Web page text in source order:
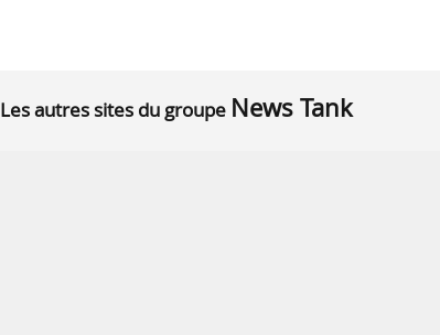
Les autres sites du groupe News Tank